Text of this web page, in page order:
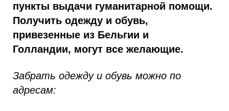
пункты выдачи гуманитарной помощи.
Получить одежду и обувь,
привезенные из Бельгии и
Голландии, могут все желающие.
Забрать одежду и обувь можно по
адресам: